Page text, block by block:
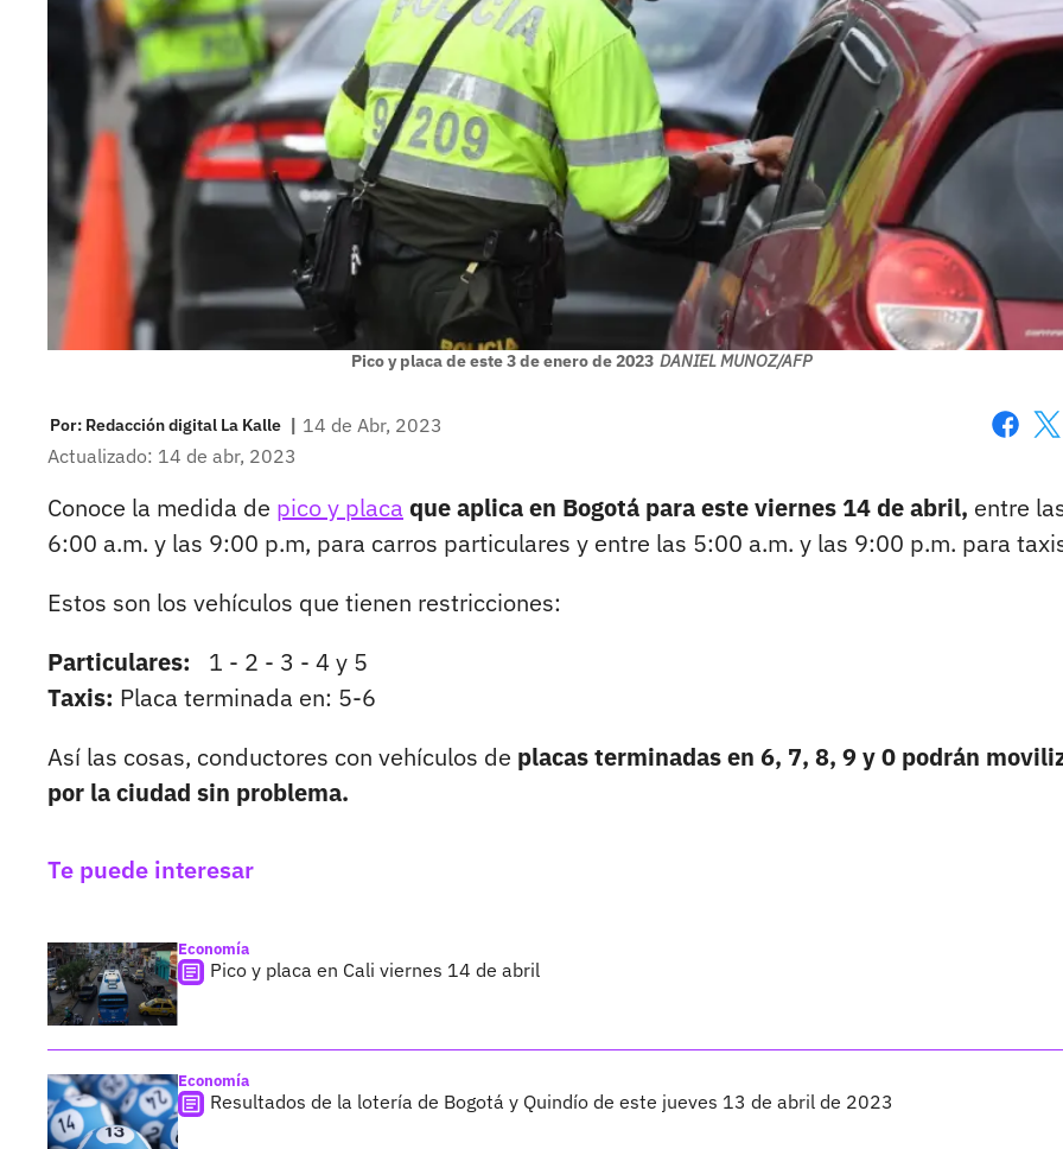
Pico y placa de este 3 de enero de 2023 DANIEL MUNOZ/AFP
Por: Redacción digital La Kalle | 14 de Abr, 2023
Actualizado: 14 de abr, 2023
Conoce la medida de pico y placa que aplica en Bogotá para este viernes 14 de abril, entre
6:00 a.m. y las 9:00 p.m, para carros particulares y entre las 5:00 a.m. y las 9:00 p.m. para
Estos son los vehículos que tienen restricciones:
Particulares: 1 - 2 - 3 - 4 y 5
Taxis: Placa terminada en: 5-6
Así las cosas, conductores con vehículos de placas terminadas en 6, 7, 8, 9 y 0 podrán
por la ciudad sin problema.
Te puede interesar
Economía
Pico y placa en Cali viernes 14 de abril
Economía
Resultados de la lotería de Bogotá y Quindío de este jueves 13 de abril de 2023